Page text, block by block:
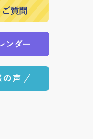
便にてお送りいたし
場合は、ご指定の日
）